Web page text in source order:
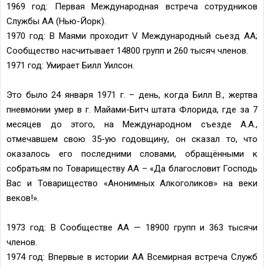
1969 год: Первая Международная встреча сотрудников
Службы АА (Нью-Йорк).
1970 год: В Маями проходит V Международный сьезд АА;
Сообщество насчитывает 14800 групп и 260 тысяч членов.
1971 год: Умирает Билл Уилсон.
Это было 24 января 1971 г. – день, когда Билл В., жертва
пневмонии умер в г. Майами-Битч штата Флорида, где за 7
месяцев до этого, на Международном съезде А.А.,
отмечавшем свою 35-ую годовщину, он сказал то, что
оказалось его последними словами, обращёнными к
собратьям по Товариществу АА – «Да благословит Господь
Вас и Товарищество «Анонимных Алкоголиков» на веки
веков!».
1973 год: В Сообществе АА — 18900 групп и 363 тысячи
членов.
1974 год: Впервые в истории АА Всемирная встреча Служб